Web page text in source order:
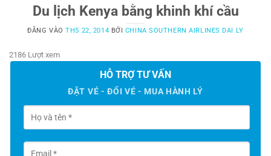
Du lịch Kenya bằng khinh khí cầu
ĐĂNG VÀOTH5 22, 2014 BỞI CHINA SOUTHERN AIRLINES DAI LY
2186 Lượt xem
HỖ TRỢ TƯ VẤN
ĐẶT VÉ - ĐỔI VÉ - MUA HÀNH LÝ